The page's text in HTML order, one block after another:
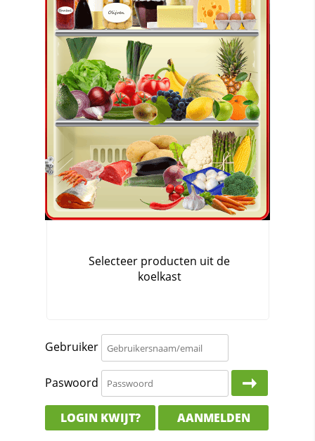
Gebruiker
Paswoord
LOGIN KWIJT? AANMELDEN